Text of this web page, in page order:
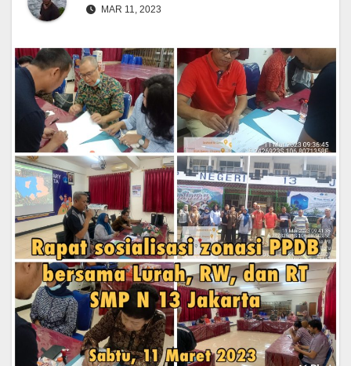
MAR 11, 2023